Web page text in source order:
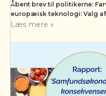
Åbent brev til politikerne:
europæisk teknologi: Valg
Læs mere »